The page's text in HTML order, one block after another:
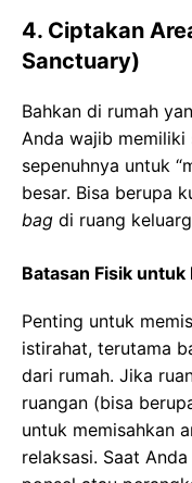
4. Ciptakan
Sanctuary)
Bahkan di rumah
Anda wajib
sepenuhnya untuk
besar. Bisa berupa
bag di ruang
Batasan Fisik
Penting untuk
istirahat, terutama
dari rumah. Jika
ruangan (bisa
untuk memisahkan
relaksasi. Saat